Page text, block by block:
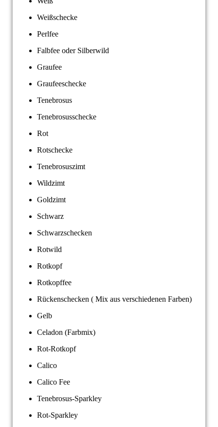
Weißschecke
Perlfee
Falbfee oder Silberwild
Graufee
Graufeeschecke
Tenebrosus
Tenebrosusschecke
Rot
Rotschecke
Tenebrosuszimt
Wildzimt
Goldzimt
Schwarz
Schwarzschecken
Rotwild
Rotkopf
Rotkopffee
Rückenschecken ( Mix aus verschiedenen Farben)
Gelb
Celadon (Farbmix)
Rot-Rotkopf
Calico
Calico Fee
Tenebrosus-Sparkley
Rot-Sparkley